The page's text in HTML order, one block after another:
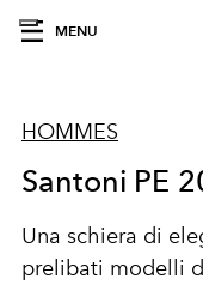
MENU
HOMMES
Santoni PE
Una schiera di
prelibati modelli